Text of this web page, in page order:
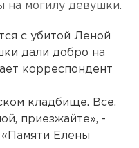
на могилу девушки.
с убитой Леной
дали добро на
корреспондент
кладбище. Все,
приезжайте», -
«Памяти Елены